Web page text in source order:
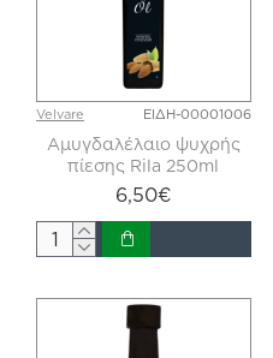
Velvare ΕΙΔΗ-00001006
Αμυγδαλέλαιο ψυχρής
πίεσης Rila 250ml
6,50€